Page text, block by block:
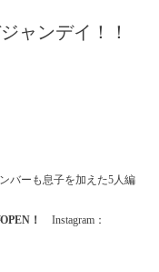
ャンデイ！！
バーも息子を加えた5人編
！
Instagram ：